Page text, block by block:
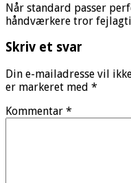
Når standard passer
håndværkere tror
Skriv et svar
Din e-mailadresse vil
er markeret med *
Kommentar *